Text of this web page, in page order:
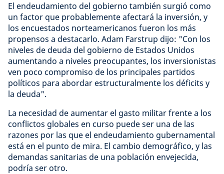
El endeudamiento del gobierno también surgió como
un factor que probablemente afectará la inversión, y
los encuestados norteamericanos fueron los más
propensos a destacarlo. Adam Farstrup dijo: "Con los
niveles de deuda del gobierno de Estados Unidos
aumentando a niveles preocupantes, los inversionistas
ven poco compromiso de los principales partidos
políticos para abordar estructuralmente los déficits y
la deuda".
La necesidad de aumentar el gasto militar frente a los
conflictos globales en curso puede ser una de las
razones por las que el endeudamiento gubernamental
está en el punto de mira. El cambio demográfico, y las
demandas sanitarias de una población envejecida,
podría ser otro.